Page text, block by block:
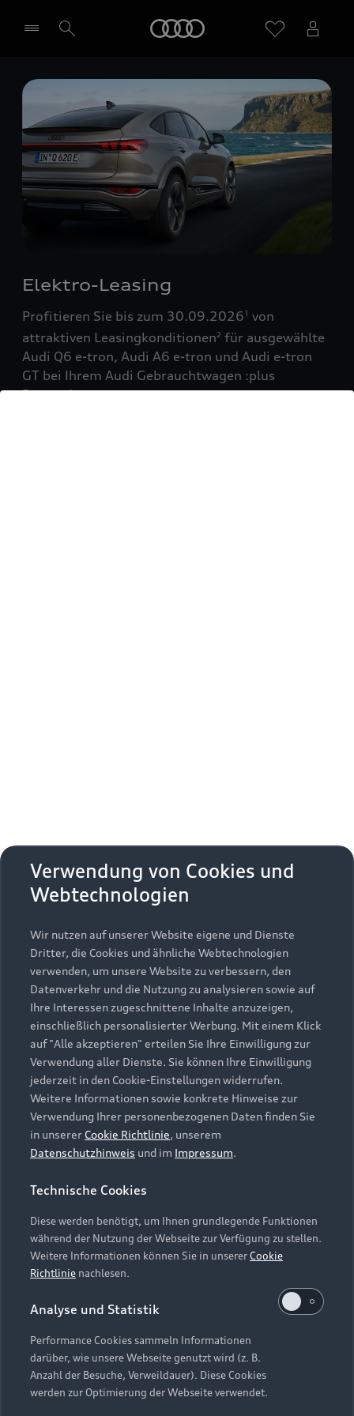
Händler wählen
Elektro-Leasing
Profitieren Sie bis zum 30.09.20261 von
attraktiven Leasingkonditionen2 für ausgewählte
Audi Q6 e-tron, Audi A6 e-tron und Audi e-tron
GT bei Ihrem Audi Gebrauchtwagen :plus
Partner!
Zurück nach oben
Modelle
Alle Modelle
Modelle vergleichen
Elektromodelle
Plug-in-Hybride
Kaufen & leasen
Neuwagensuche
Gebrauchtwagensuche
Gebrauchtwagen
Finanzierung
Aktionen & Angebote
Geschäftskunden
Service & Zubehör
Saisonale Angebote
Audi Services
Garantie
Audi digital services
myAudi
Support
Kundenservice
Händlersuche
Audi Code
Online-Terminvereinbarung
Servicekontakt
Vertrag widerrufen
Über Audi
Unternehmen
Karriere
Investor Relations
Presse & Media Center
Datenschutz
Audi erleben
Newsletter
Impressum Rechtliches
Hinweisgebersystem
Datenschutzinformation
Cookie-Einstellungen
Cookie-Richtlinie
Barrierefreiheit
Hinweis: Die aktuelle Darstellung und Anordnung der
Embleme am Fahrzeug bei allen Abbildungen auf dieser
Webseite kann abweichen.
Verwendung von Cookies und
Webtechnologien
Wir nutzen auf unserer Website eigene und Dienste
Dritter, die Cookies und ähnliche Webtechnologien
verwenden, um unsere Website zu verbessern, den
Datenverkehr und die Nutzung zu analysieren sowie auf
Ihre Interessen zugeschnittene Inhalte anzuzeigen,
einschließlich personalisierter Werbung. Mit einem Klick
auf "Alle akzeptieren" erteilen Sie Ihre Einwilligung zur
Verwendung aller Dienste. Sie können Ihre Einwilligung
jederzeit in den Cookie-Einstellungen widerrufen.
Weitere Informationen sowie konkrete Hinweise zur
Verwendung Ihrer personenbezogenen Daten finden Sie
in unserer Cookie Richtlinie, unserem
Datenschutzhinweis und im Impressum.
Technische Cookies
Diese werden benötigt, um Ihnen grundlegende Funktionen
während der Nutzung der Webseite zur Verfügung zu stellen.
Weitere Informationen können Sie in unsererCookie
Richtlinie nachlesen.
Analyse und Statistik
Performance Cookies sammeln Informationen
darüber, wie unsere Webseite genutzt wird (z. B.
Anzahl der Besuche, Verweildauer). Diese Cookies
werden zur Optimierung der Webseite verwendet.